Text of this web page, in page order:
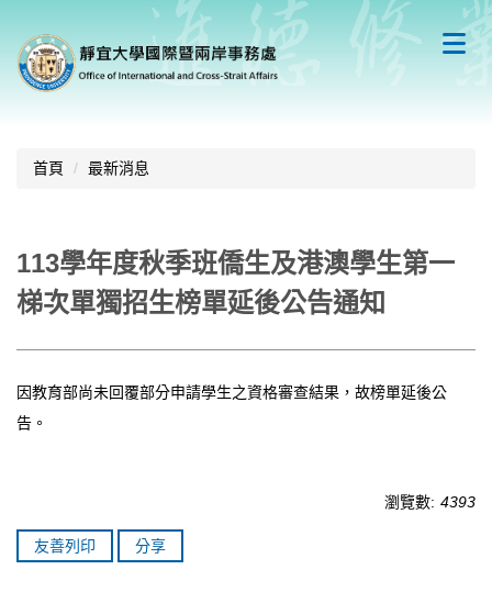
主
要
首頁
最新消息
113學年度秋季班僑生及港澳學生第一
梯次單獨招生榜單延後公告通知
因教育部尚未回覆部分申請學生之資格審查結果，故榜單延後公
告。
瀏覽數: 4393
友善列印 分享